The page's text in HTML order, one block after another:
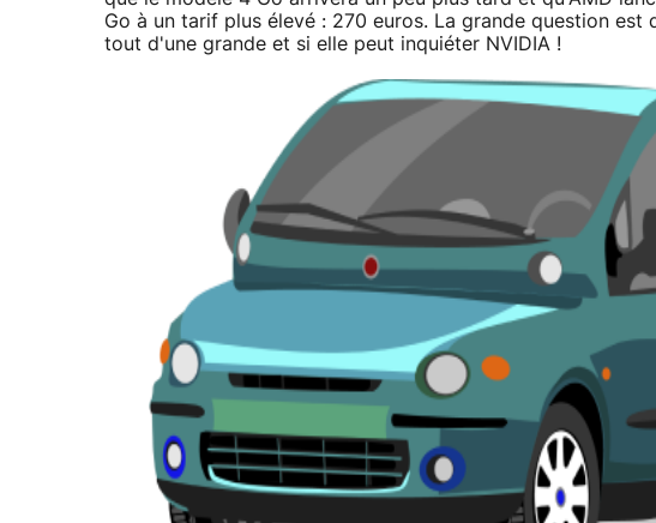
Go à un tarif plus élevé : 270 euros. La grande question
tout d'une grande et si elle peut inquiéter NVIDIA !